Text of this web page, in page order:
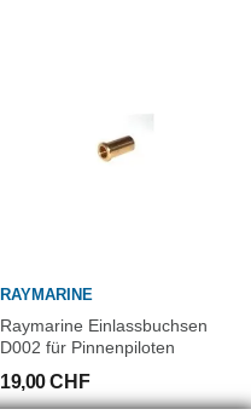
RAYMARINE
Raymarine Einlassbuchsen
D002 für Pinnenpiloten
19,00 CHF